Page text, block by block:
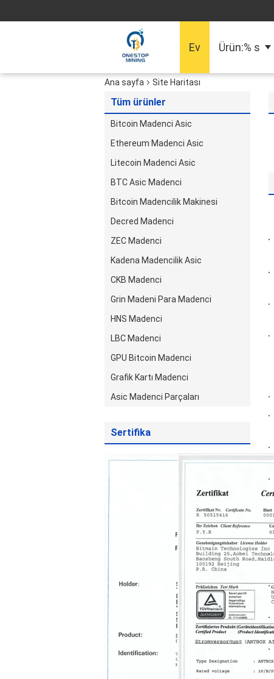
Ev Ürün:% s
Ana sayfa Site Haritası
Tüm ürünler
Bitcoin Madenci Asic
Ethereum Madenci Asic
Litecoin Madenci Asic
BTC Asic Madenci
Bitcoin Madencilik Makinesi
Decred Madenci
ZEC Madenci
Kadena Madencilik Asic
CKB Madenci
Grin Madeni Para Madenci
HNS Madenci
LBC Madenci
GPU Bitcoin Madenci
Grafik Kartı Madenci
Asic Madenci Parçaları
Sertifika